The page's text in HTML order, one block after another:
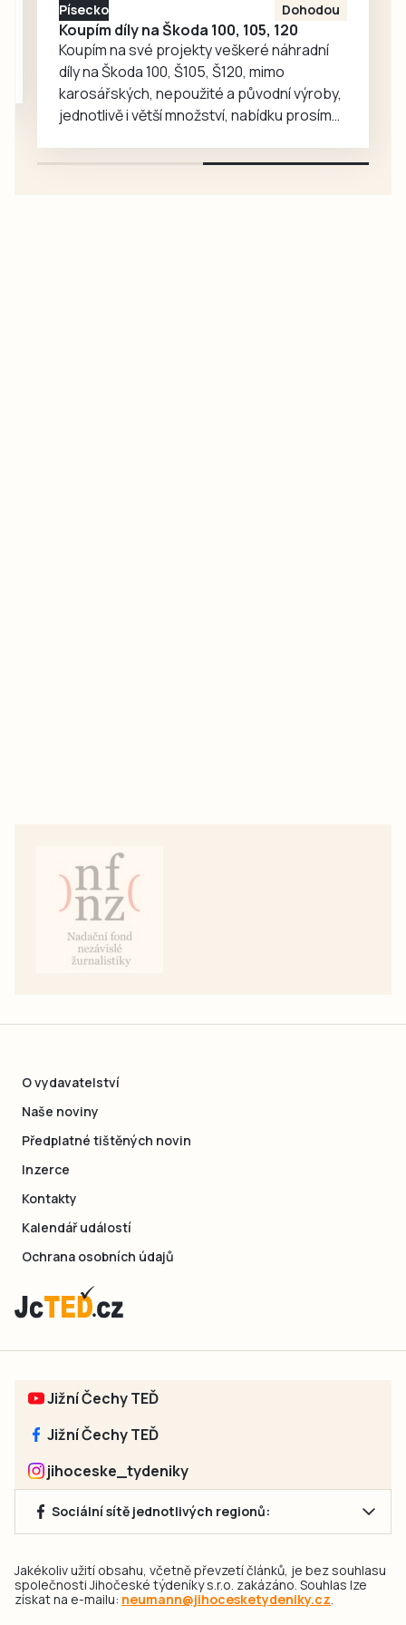
Písecko Dohodou
Koupím díly na Škoda 100, 105, 120
Koupím na své projekty veškeré náhradní
díly na Škoda 100, Š105, Š120, mimo
karosářských, nepoužité a původní výroby,
jednotlivě i větší množství, nabídku prosím
O vydavatelství
Naše noviny
Předplatné tištěných novin
Inzerce
Kontakty
Kalendář událostí
Ochrana osobních údajů
Jižní Čechy TEĎ
Jižní Čechy TEĎ
jihoceske_tydeniky
Sociální sítě jednotlivých regionů:
Jakékoliv užití obsahu, včetně převzetí článků, je bez souhlasu
společnosti Jihočeské týdeníky s.r.o. zakázáno. Souhlas lze
získat na e-mailu: neumann@jihocesketydeniky.cz